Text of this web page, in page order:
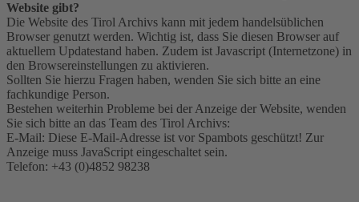
Website gibt?
Die Website des Tirol Archivs kann mit jedem handelsüblichen
Browser genutzt werden. Wichtig ist, dass Sie diesen Browser auf
aktuellem Updatestand haben. Zudem ist Javascript (Internetzone) in
den Browsereinstellungen zu aktivieren.
Sollten Sie hierzu Fragen haben, wenden Sie sich bitte an eine
fachkundige Person.
Bestehen weiterhin Probleme bei der Anzeige der Website, wenden
Sie sich bitte an das Team des Tirol Archivs:
E-Mail: Diese E-Mail-Adresse ist vor Spambots geschützt! Zur
Anzeige muss JavaScript eingeschaltet sein.
Telefon: +43 (0)4852 98238